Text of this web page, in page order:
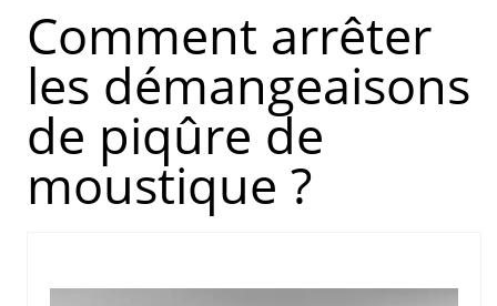
Comment arrêter
les démangeaisons
de piqûre de
moustique ?